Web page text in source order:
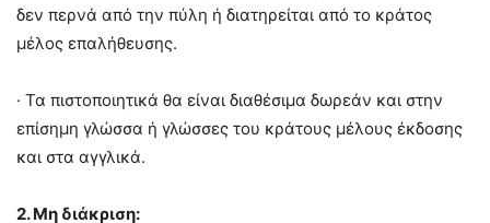
δεν περνά από την πύλη ή διατηρείται από το κράτος
μέλος επαλήθευσης.
· Τα πιστοποιητικά θα είναι διαθέσιμα δωρεάν και στην
επίσημη γλώσσα ή γλώσσες του κράτους μέλους έκδοσης
και στα αγγλικά.
2. Μη διάκριση: